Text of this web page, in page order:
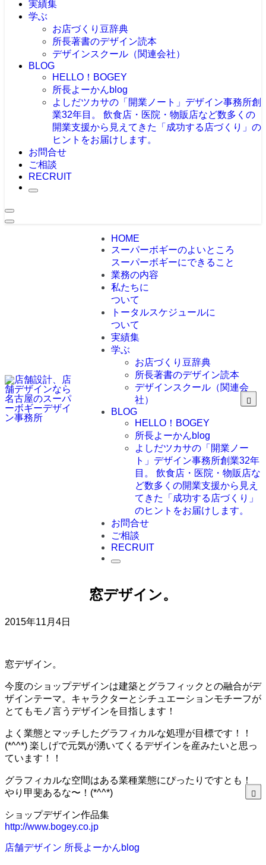
実績集
学ぶ
お店づくり豆辞典
所長著書のデザイン読本
デザインスクール（関連会社）
BLOG
HELLO！BOGEY
所長よーかんblog
よしだツカサの「開業ノート」 デザイン事務所創
業32年目。 飲食店・医院・物販店など数多くの
開業支援から見えてきた「成功する店づくり」の
ヒントをお届けします。
お問合せ
ご相談
RECRUIT
HOME
スーパーボギーのよいところ
スーパーボギーにできること
業務の内容
私たちに
ついて
トータルスケジュールに
ついて
実績集
学ぶ
お店づくり豆辞典
所長著書のデザイン読本
デザインスクール（関連会
社）
BLOG
HELLO！BOGEY
所長よーかんblog
よしだツカサの「開業ノー
ト」 デザイン事務所創業32年
目。 飲食店・医院・物販店な
ど数多くの開業支援から見え
てきた「成功する店づくり」
のヒントをお届けします。
お問合せ
ご相談
RECRUIT
窓デザイン。
2015年11月4日
窓デザイン。
今度のショップデザインは建築とグラフィックとの融合がデ
ザインテーマ。キャラクターとシチュエーションモチーフが
とてもモノ言うデザインを目指します！
よく業態とマッチしたグラフィカルな処理が目標です！！
(*^^*) 楽しげで元気が湧いてくるデザインを産みたいと思っ
ています！！
グラフィカルな空間はある業種業態にぴったりですとも！
やり甲斐あるな〜！(*^^*)
ショップデザイン作品集
http://www.bogey.co.jp
店舗デザイン 所長よーかんblog